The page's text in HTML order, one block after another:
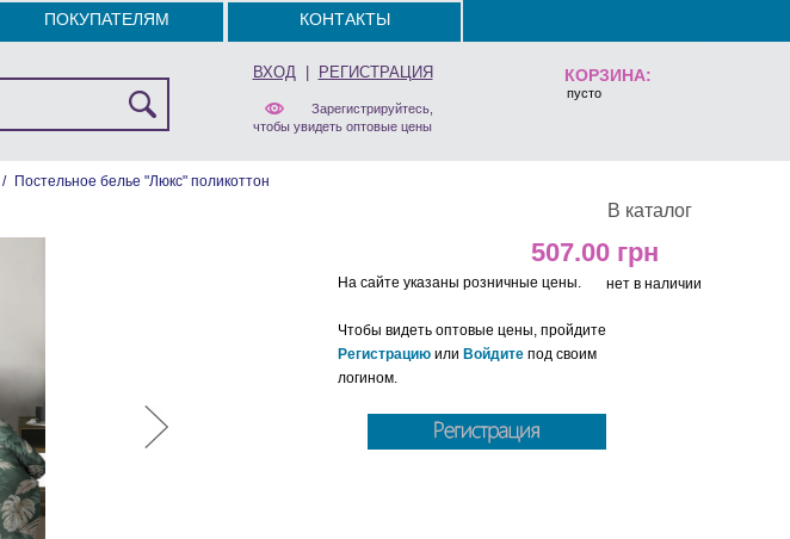
КОРЗИНА:
пусто
ПОКУПАТЕЛЯМ КОНТАКТЫ
ВХОД| РЕГИСТРАЦИЯ
Зарегистрируйтесь,
чтобы увидеть оптовые цены
/ Постельное белье "Люкс" поликоттон
В каталог
507.00
нет в наличии
На сайте указаны розничные цены.
Чтобы видеть оптовые цены, пройдите
Регистрацию или Войдите под своим
логином.